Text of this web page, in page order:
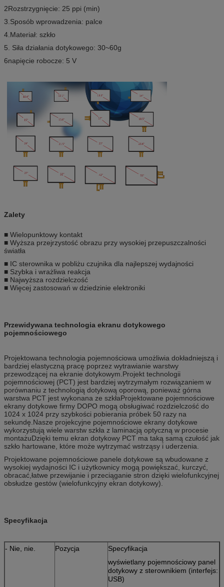
2Rozstrzygnięcie: 25 ppi (min)
3.Sposób wprowadzenia: palce
4.Materiał: szkło
5. Siła działania dotykowego: 30~60g
6napięcie robocze: 5 V
Zalety
■ Wielopunktowy kontakt
■ Wyższa przejrzystość obrazu przy wysokiej przepuszczalności
światła
■ IC sterownika w pobliżu czujnika dla najlepszej wydajności
■ Szybka i wrażliwa reakcja
■ Najwyższa rozdzielczość
■ Więcej zastosowań w dziedzinie elektroniki
Przewidywana technologia ekranu dotykowego
pojemnościowego
Projektowana technologia pojemnościowa umożliwia dokładniejszą i
bardziej elastyczną pracę poprzez wytrawianie warstwy
przewodzącej na ekranie dotykowym.Projekt technologii
pojemnościowej (PCT) jest bardziej wytrzymałym rozwiązaniem w
porównaniu z technologią dotykową oporową, ponieważ górna
warstwa PCT jest wykonana ze szkłaProjektowane pojemnościowe
ekrany dotykowe firmy DOPO mogą obsługiwać rozdzielczość do
1024 x 1024 przy szybkości pobierania próbek 50 razy na
sekundę.Nasze projekcyjne pojemnościowe ekrany dotykowe
wykorzystują wiele warstw szkła z laminacją optyczną w procesie
montażuDzięki temu ekran dotykowy PCT ma taką samą czułość jak
szkło hartowane, które może wytrzymać wstrząsy i uderzenia.
Projektowane pojemnościowe panele dotykowe są wbudowane z
wysokiej wydajności IC i użytkownicy mogą powiększać, kurczyć,
obracać,łatwe przewijanie i przeciąganie stron dzięki wielofunkcyjnej
obsłudze gestów (wielofunkcyjny ekran dotykowy).
Specyfikacja
- Nie, nie. Pozycja
Specyfikacja
wyświetlany pojemnościowy panel
dotykowy z sterownikiem (interfejs:
USB)